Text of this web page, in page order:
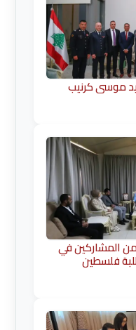
موسى كرنيب
المشاركين في
فلسطين